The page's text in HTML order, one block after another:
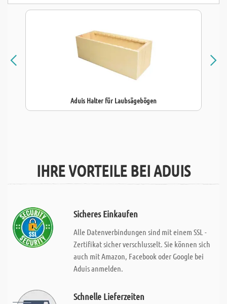
Aduis Halter für Laubsägebögen
IHRE VORTEILE BEI ADUIS
Sicheres Einkaufen
Alle Datenverbindungen sind mit einem SSL -
Zertifikat sicher verschlusselt. Sie können sich
auch mit Amazon, Facebook oder Google bei
Aduis anmelden.
Schnelle Lieferzeiten